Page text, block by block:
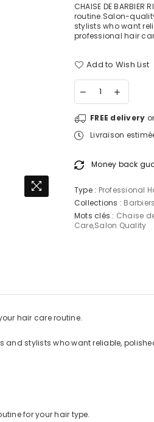
CHAISE DE
routine.Salon-
stylists who want
professional hair
Add to Wish List
FREE delivery
Livraison
Money back
Type : Professional
Collections :
Mots clés : Chaise
Care,Salon Quality
hair care routine.
stylists who want reliable,
for your hair type.